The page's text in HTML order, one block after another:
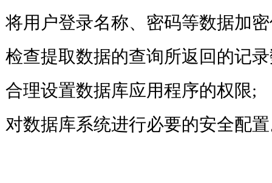
将用户登录名称、密码等数据
检查提取数据的查询所返回的
合理设置数据库应用程序的
对数据库系统进行必要的安全配